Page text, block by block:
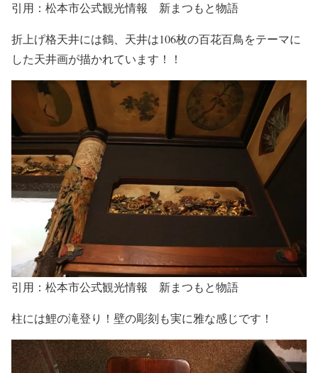
引用：松本市公式観光情報 新まつもと物語
折上げ格天井には鶴 、天井は106枚の百花百鳥をテーマに
した天井画が描かれています！！
引用：松本市公式観光情報 新まつもと物語
柱には鯉の滝登り ！壁の彫刻も実に雅な感じです！